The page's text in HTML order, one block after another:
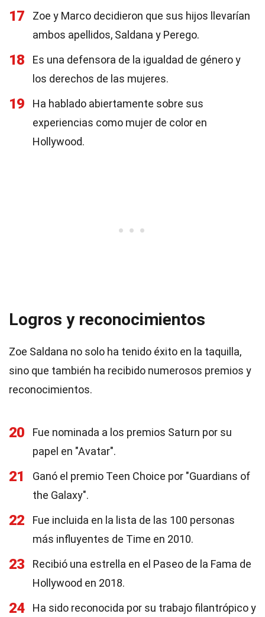
17
Zoe y Marco decidieron que sus hijos llevarían
ambos apellidos, Saldana y Perego.
18
Es una defensora de la igualdad de género y
los derechos de las mujeres.
19
Ha hablado abiertamente sobre sus
experiencias como mujer de color en
Hollywood.
Logros y reconocimientos
Zoe Saldana no solo ha tenido éxito en la taquilla,
sino que también ha recibido numerosos premios y
reconocimientos.
20
Fue nominada a los premios Saturn por su
papel en "Avatar".
21
Ganó el premio Teen Choice por "Guardians of
the Galaxy".
22
Fue incluida en la lista de las 100 personas
más influyentes de Time en 2010.
23
Recibió una estrella en el Paseo de la Fama de
Hollywood en 2018.
24
Ha sido reconocida por su trabajo filantrópico y